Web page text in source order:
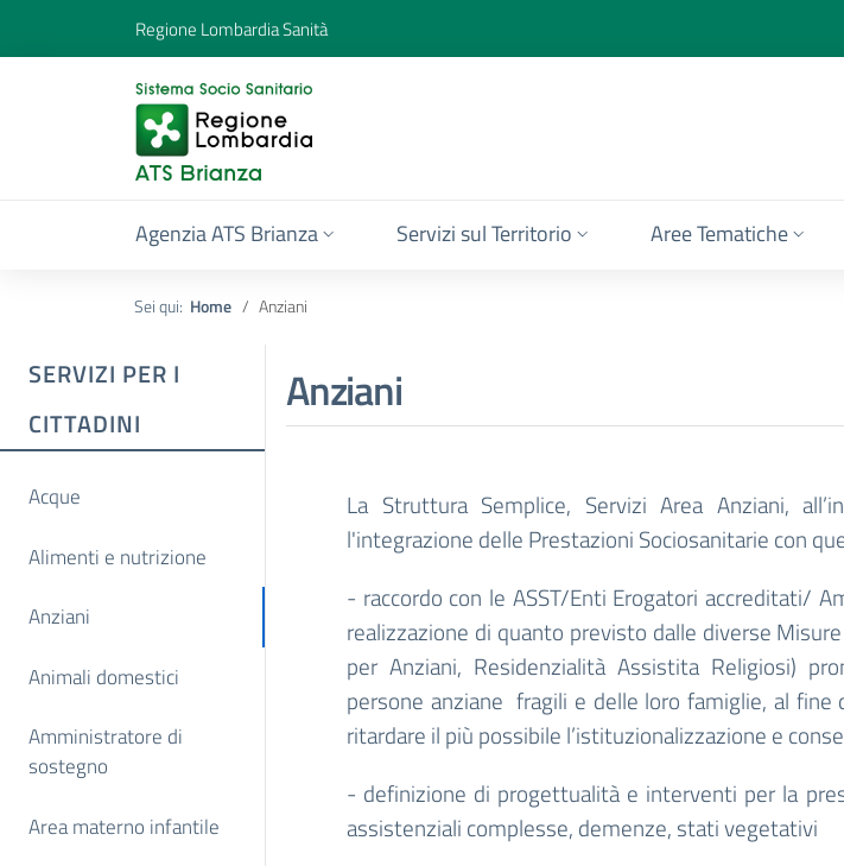
Regione Lombardia Sanità
Agenzia ATS Brianza Servizi sul Territorio Aree Tematiche
Sei qui: Home Anziani
SERVIZI PER I
CITTADINI
Acque
Alimenti e nutrizione
Anziani
Animali domestici
Amministratore di
sostegno
Area materno infantile
Anziani
La Struttura Semplice, Servizi Area Anziani,
l'integrazione delle Prestazioni Sociosanitarie con
- raccordo con le ASST/Enti Erogatori accreditati/
realizzazione di quanto previsto dalle diverse
per Anziani, Residenzialità Assistita Religiosi)
persone anziane fragili e delle loro famiglie, al
ritardare il più possibile l’istituzionalizzazione e
- definizione di progettualità e interventi per la
assistenziali complesse, demenze, stati vegetativi